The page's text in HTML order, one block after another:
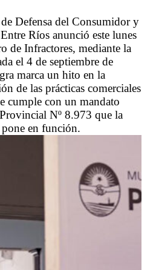
Defensa del Consumidor y
Ríos anunció este lunes
de Infractores, mediante la
el 4 de septiembre de
marca un hito en la
de las prácticas comerciales
cumple con un mandato
Nº 8.973 que la
en función.